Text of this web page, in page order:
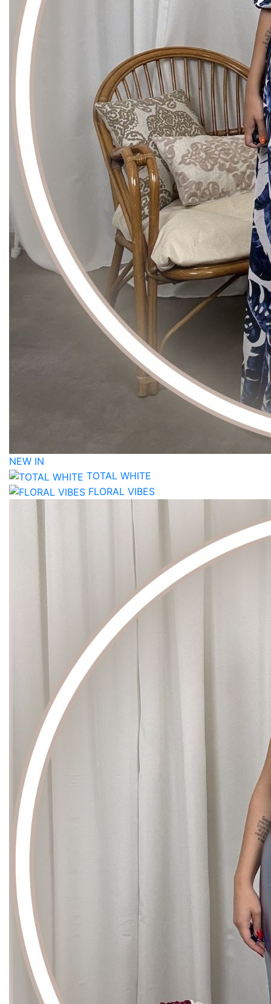
NEW IN
TOTAL WHITE
FLORAL VIBES